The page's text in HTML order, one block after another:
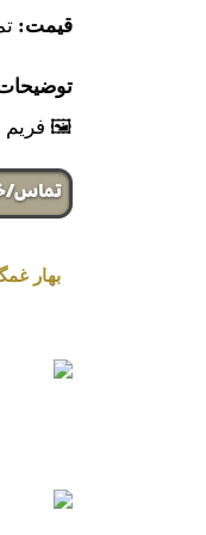
قیمت:
🖼 فریم
تماس/
بهار